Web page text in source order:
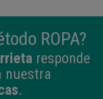
ROPA?
responde
nuestra
.